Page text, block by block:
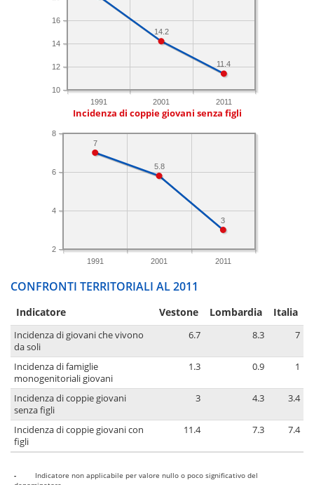
1991 2001 2011
10
12
14
16
11.4
14.2
Incidenza di coppie giovani senza figli
1991 2001 2011
2
4
6
8
3
5.8
7
CONFRONTI TERRITORIALI AL 2011
Indicatore Vestone Lombardia Italia
Incidenza di giovani che vivono
da soli
6.7 8.3 7
Incidenza di famiglie
monogenitoriali giovani
1.3 0.9 1
Incidenza di coppie giovani
senza figli
3 4.3 3.4
Incidenza di coppie giovani con
figli
11.4 7.3 7.4
-
Indicatore non applicabile per valore nullo o poco significativo del